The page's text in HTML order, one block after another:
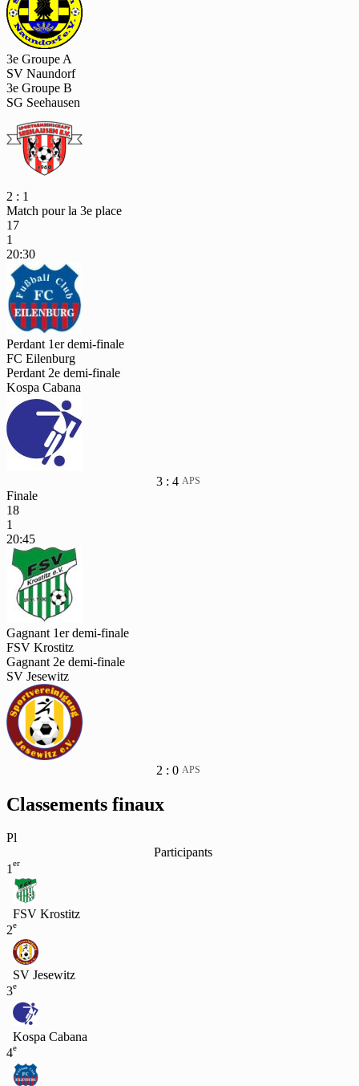
3e Groupe A
SV Naundorf
3e Groupe B
SG Seehausen
2 : 1
Match pour la 3e place
17
1
20:30
Perdant 1er demi-finale
FC Eilenburg
Perdant 2e demi-finale
Kospa Cabana
3 : 4 APS
Finale
18
1
20:45
Gagnant 1er demi-finale
FSV Krostitz
Gagnant 2e demi-finale
SV Jesewitz
2 : 0 APS
Classements finaux
Pl
Participants
1 er
FSV Krostitz
2e
SV Jesewitz
3e
Kospa Cabana
4e